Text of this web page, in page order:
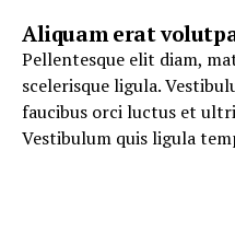
Aliquam erat
Pellentesque elit diam,
scelerisque ligula.
faucibus orci luctus et
Vestibulum quis ligula